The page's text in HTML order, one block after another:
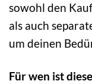
sowohl den
als auch
um deinen
Für wen ist